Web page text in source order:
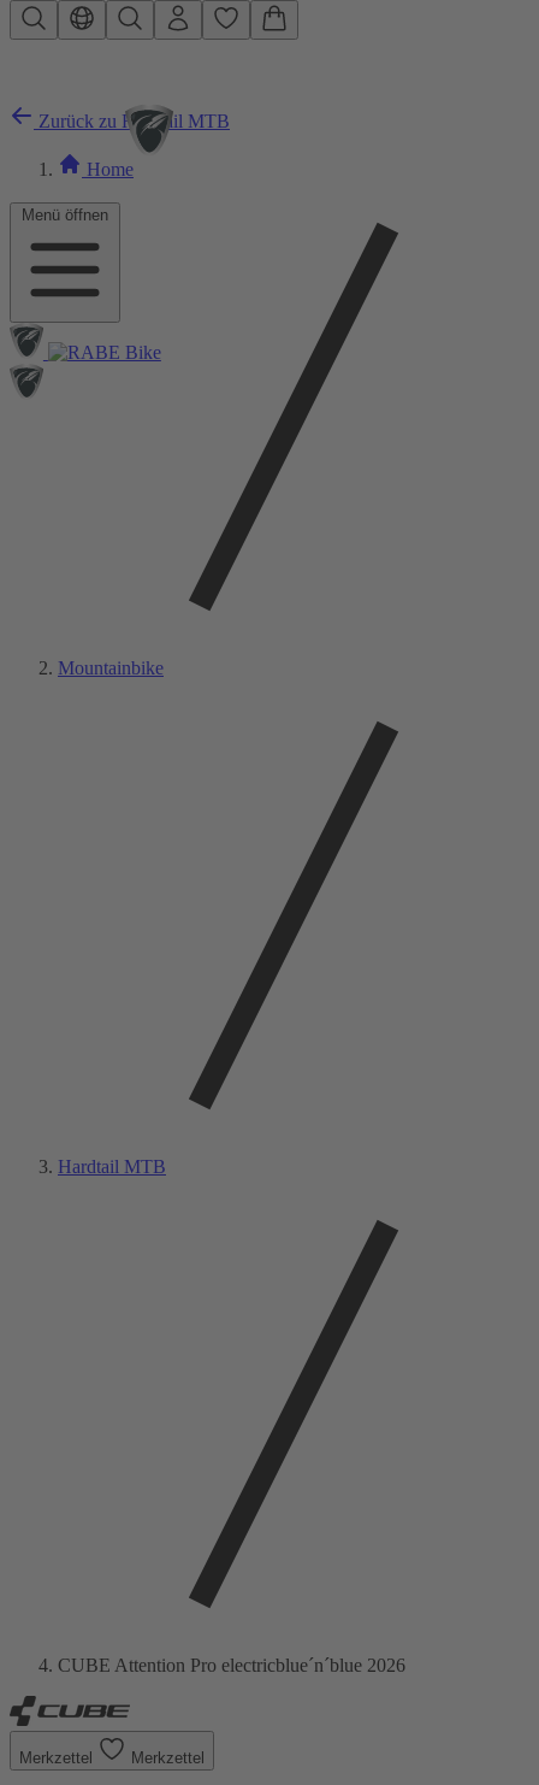
Zum Hauptinhalt springen
Menü öffnen
Zurück zu Hardtail MTB
Home
Mountainbike
Hardtail MTB
CUBE Attention Pro electricblue´n´blue 2026
Merkzettel Merkzettel